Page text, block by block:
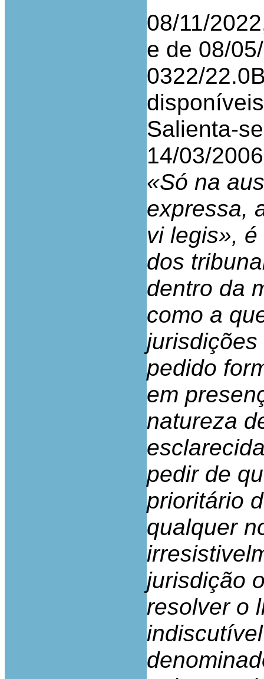
08/11/
e de 08/
0322/
Salienta-
14/03/
«Só na
expressa,
vi legis»,
dos
dentro da
como a
pedido
em
natureza
pedir de
prioritário
qualquer
jurisdição
resolver o